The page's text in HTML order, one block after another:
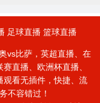
足球直播 篮球直播
vs比萨，英超直播、在
直播、欧洲杯直播、
观看无插件，快捷、流
不容错过！